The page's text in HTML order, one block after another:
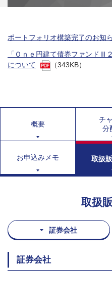
ポートフォリオ構築完了のお知
「Ｏｎｅ円建て債券ファンドⅢ
について
（343KB）
概要
チ
分
お申込みメモ 取扱
取扱
証券会社
証券会社